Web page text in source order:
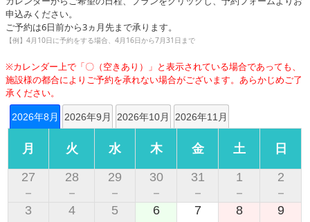
申込みください。
ご予約は6日前から3ヵ月先まで承ります。
【例】4月10日に予約をする場合、4月16日から7月31日まで
※カレンダー上で「〇（空きあり）」と表示されている場合であっても、
施設様の都合によりご予約を承れない場合がございます。あらかじめご了
承ください。